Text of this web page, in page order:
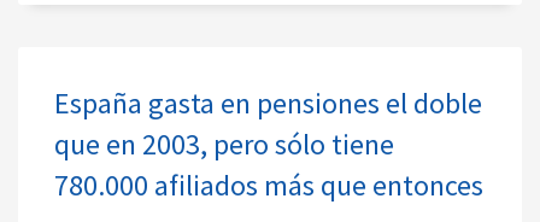
España gasta en pensiones el doble
que en 2003, pero sólo tiene
780.000 afiliados más que entonces